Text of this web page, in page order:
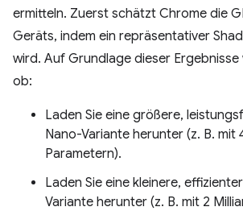
ermitteln. Zuerst schätzt Chrome die
Geräts, indem ein repräsentativer
wird. Auf Grundlage dieser
ob:
Laden Sie eine größere,
Nano-Variante herunter (z. B. mit
Parametern).
Laden Sie eine kleinere,
Variante herunter (z. B. mit 2